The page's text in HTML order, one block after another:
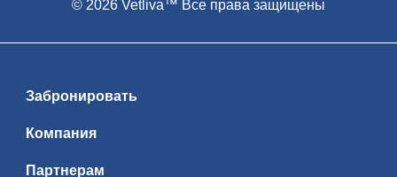
Забронировать
Компания
Партнерам
© 2026 Vetliva™ Все права защищены